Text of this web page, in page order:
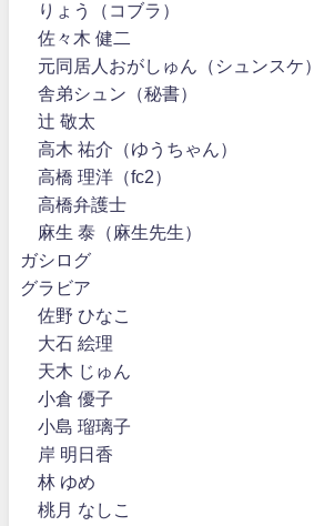
りょう（コブラ）
佐々木 健二
元同居人おがしゅん（シュンスケ）
舎弟シュン（秘書）
辻 敬太
高木 祐介（ゆうちゃん）
高橋 理洋（fc2）
高橋弁護士
麻生 泰（麻生先生）
ガシログ
グラビア
佐野 ひなこ
大石 絵理
天木 じゅん
小倉 優子
小島 瑠璃子
岸 明日香
林 ゆめ
桃月 なしこ